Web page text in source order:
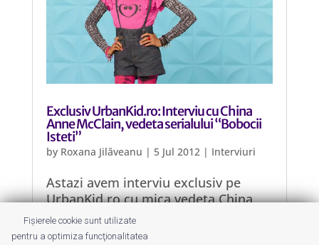
Exclusiv UrbanKid.ro: Interviu cu China
Anne McClain, vedeta serialului “Bobocii
Isteti”
by Roxana Jilăveanu | 5 Jul 2012| Interviuri
Astazi avem interviu exclusiv pe
UrbanKid.ro cu mica vedeta China
Anne McClain in varsta de 12 ani,
cunoscuta pentru rolul din “Bobocii
Fișierele cookie sunt utilizate
pentru a optimiza funcţionalitatea